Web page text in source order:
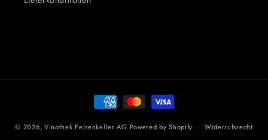
Zahlungsmethoden
© 2026, Vinothek Felsenkeller AG Powered by Shopify Widerrufsrecht